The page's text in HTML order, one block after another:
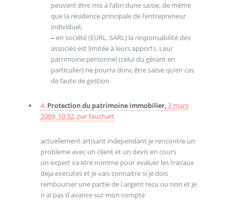
peuvent être mis à l’abri dune saisie, de même
que la résidence principale de l’entrepreneur
individuel,
– en société (EURL, SARL) la responsabilité des
associés est limitée à leurs apports. Leur
patrimoine personnel (celui du gérant en
particulier) ne pourra donc être saisie qu’en cas
de faute de gestion.
4. Protection du patrimoine immobilier,3 mars
2009, 10:32, parfauchart
actuellement artisant independant je rencontre un
probleme avec un client et un devis en cours
un expert va etre nomme pour evaluer les travaux
deja executes et je vais connaitre si je dois
rembourser une partie de l argent recu ou non et je
n ai pas d avance sur mon compte